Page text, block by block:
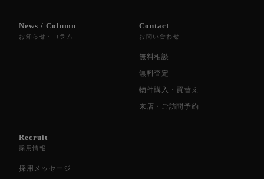
News / Column
お知らせ・コラム
Contact
お問い合わせ
無料相談
無料査定
物件購入・買替え
来店・ご訪問予約
Recruit
採用情報
採用メッセージ